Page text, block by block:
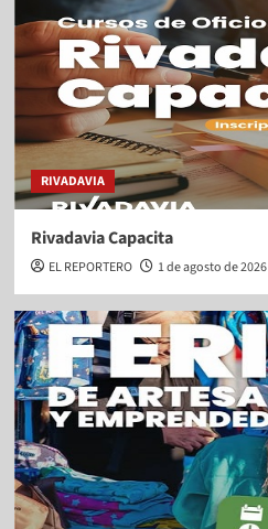
RIVADAVIA
Rivadavia Capacita
EL REPORTERO 1 de agosto de 2026